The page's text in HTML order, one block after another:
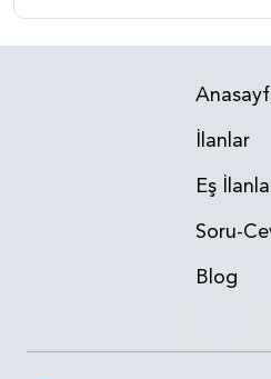
İlanlar
Eş
Soru-
Blog